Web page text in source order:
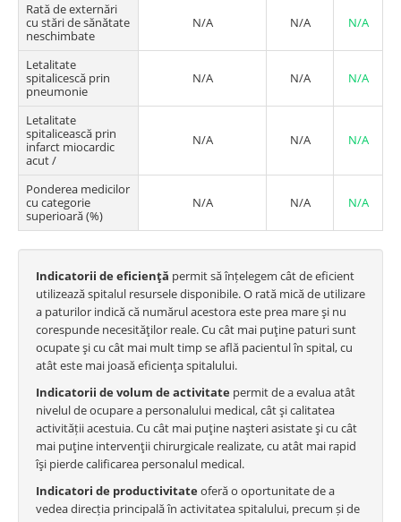
Rată de externări
cu stări de sănătate
neschimbate
N/A N/A N/A
Letalitate
spitalicescă prin
pneumonie
N/A N/A N/A
Letalitate
spitalicească prin
infarct miocardic
acut /
N/A N/A N/A
Ponderea medicilor
cu categorie
superioară (%)
N/A N/A N/A
Indicatorii de eficienţă permit să înțelegem cât de eficient
utilizează spitalul resursele disponibile. O rată mică de utilizare
a paturilor indică că numărul acestora este prea mare şi nu
corespunde necesităţilor reale. Cu cât mai puţine paturi sunt
ocupate şi cu cât mai mult timp se află pacientul în spital, cu
atât este mai joasă eficienţa spitalului.
Indicatorii de volum de activitate permit de a evalua atât
nivelul de ocupare a personalului medical, cât şi calitatea
activității acestuia. Cu cât mai puţine naşteri asistate şi cu cât
mai puţine intervenţii chirurgicale realizate, cu atât mai rapid
îşi pierde calificarea personalul medical.
Indicatori de productivitate oferă o oportunitate de a
vedea direcția principală în activitatea spitalului, precum și de